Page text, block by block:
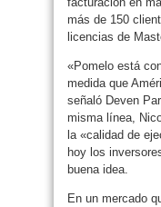
más de 150
licencias de
«Pomelo está
medida que
señaló Deven
misma línea,
la «calidad de
hoy los
buena idea.
En un mercado